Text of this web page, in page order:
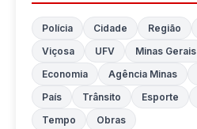
Polícia Cidade Região
Viçosa
UFV Minas Gerais
Economia
Agência Minas
País
Trânsito Esporte
Tempo
Obras